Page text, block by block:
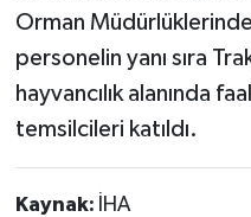
Orman
personelin yanı sıra
hayvancılık alanında
temsilcileri katıldı.
Kaynak: İHA